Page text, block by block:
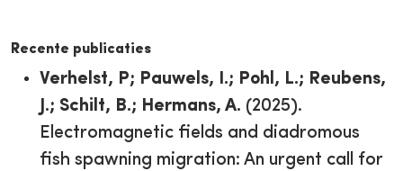
Recente publicaties
Verhelst, P; Pauwels, I.; Pohl, L.; Reubens,
J.; Schilt, B.; Hermans, A. (2025).
Electromagnetic fields and diadromous
fish spawning migration: An urgent call for